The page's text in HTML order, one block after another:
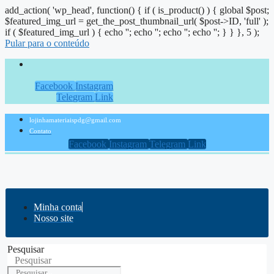
add_action( 'wp_head', function() { if ( is_product() ) { global $post;
$featured_img_url = get_the_post_thumbnail_url( $post->ID, 'full' );
if ( $featured_img_url ) { echo ''; echo ''; echo ''; echo ''; } } }, 5 );
Pular para o conteúdo
Facebook Instagram
Telegram Link
lojinhamateriaispdg@gmail.com
Contato
Facebook Instagram Telegram Link
Minha conta
Nosso site
Pesquisar
Pesquisar